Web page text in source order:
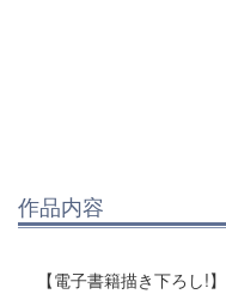
作品内容
【電子書籍描き下ろし!】